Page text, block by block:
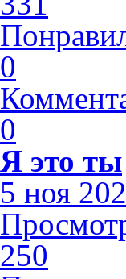
0
0
Я это ты
5 ноя
250